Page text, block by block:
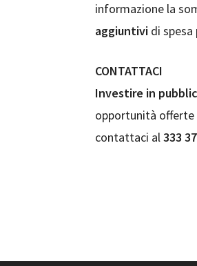
informazione la
aggiuntivi di
CONTATTACI
Investire in
opportunità offerte
contattaci al333